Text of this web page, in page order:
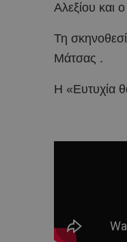
Αλεξίου και
Τη
Μάτσας .
H «Ευτυχία